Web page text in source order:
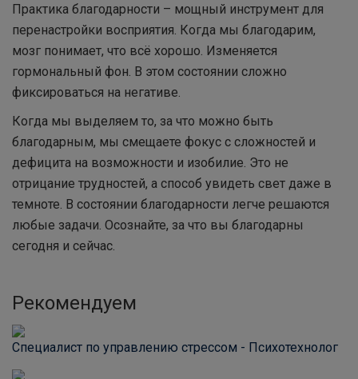
Практика благодарности – мощный инструмент для
перенастройки восприятия. Когда мы благодарим,
мозг понимает, что всё хорошо. Изменяется
гормональный фон. В этом состоянии сложно
фиксироваться на негативе.
Когда мы выделяем то, за что можно быть
благодарным, мы смещаете фокус с сложностей и
дефицита на возможности и изобилие. Это не
отрицание трудностей, а способ увидеть свет даже в
темноте. В состоянии благодарности легче решаются
любые задачи. Осознайте, за что вы благодарны
сегодня и сейчас.
Рекомендуем
Специалист по управлению стрессом - Психотехнолог